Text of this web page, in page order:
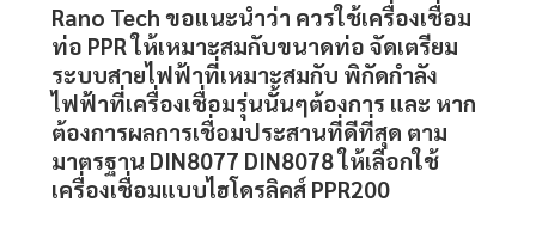
Rano Tech ขอแนะนำว่า ควรใช้เครื่องเชื่อม
ท่อ PPRให้เหมาะสมกับขนาดท่อ จัดเตรียม
ระบบสายไฟฟ้าที่เหมาะสมกับ พิกัดกำลัง
ไฟฟ้าที่เครื่องเชื่อมรุ่นนั้นๆต้องการ และ หาก
ต้องการผลการเชื่อมประสานที่ดีที่สุด ตาม
มาตรฐาน DIN8077 DIN8078 ให้เลือกใช้
เครื่องเชื่อมแบบไฮโดรลิคส์ PPR200